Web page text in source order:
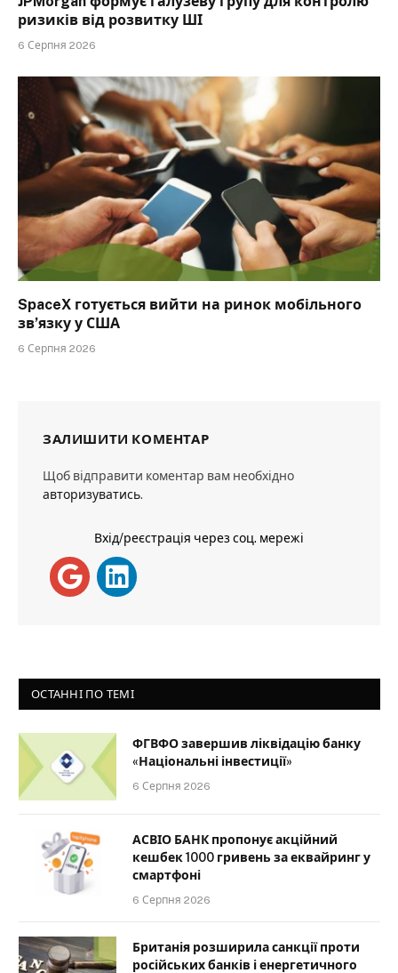
ризиків від розвитку ШІ
6 Серпня 2026
SpaceX готується вийти на ринок мобільного
зв’язку у США
6 Серпня 2026
ЗАЛИШИТИ КОМЕНТАР
Щоб відправити коментар вам необхідно
авторизуватись.
Вхід/реєстрація через соц. мережі
ОСТАННІ ПО ТЕМІ
ФГВФО завершив ліквідацію банку
«Національні інвестиції»
6 Серпня 2026
АСВІО БАНК пропонує акційний
кешбек 1000 гривень за еквайринг у
смартфоні
6 Серпня 2026
Британія розширила санкції проти
російських банків і енергетичного